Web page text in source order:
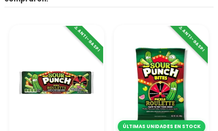
⚠️ ANTI-GASPI
ÚLTIMAS UNIDADES EN STOCK
⚠️ ANTI-GASPI